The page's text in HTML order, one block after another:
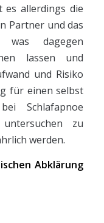
es allerdings die
Partner und das
dagegen
lassen und
und Risiko
für einen selbst
Schlafapnoe
zu
werden.
Abklärung